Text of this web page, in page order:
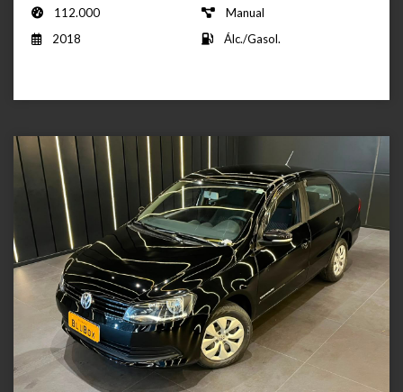
112.000
Manual
2018
Álc./Gasol.